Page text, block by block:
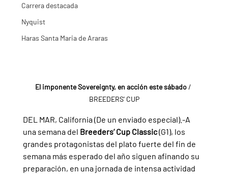
Carrera destacada
Nyquist
Haras Santa Maria de Araras
El imponente Sovereignty, en acción este sábado /
BREEDERS' CUP
DEL MAR, California (De un enviado especial).-A
una semana del Breeders’ Cup Classic (G1), los
grandes protagonistas del plato fuerte del fin de
semana más esperado del año siguen afinando su
preparación, en una jornada de intensa actividad